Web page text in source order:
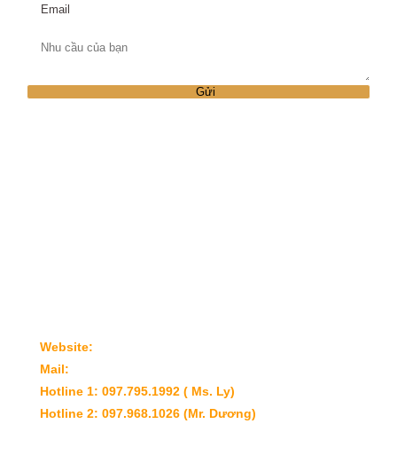
Website:
Mail:
Hotline 1: 097.795.1992 ( Ms. Ly)
Hotline 2: 097.968.1026 (Mr. Dương)